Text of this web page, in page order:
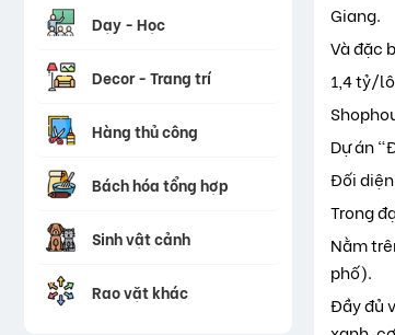
Dạy - Học
Decor - Trang trí
Hàng thủ công
Bách hóa tổng hợp
Sinh vật cảnh
Rao vặt khác
Giang.
Và đặc
1,4 tỷ/
Dự án
Đối diện
Trong
Nằm
phố).
Đầy đủ